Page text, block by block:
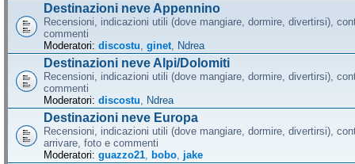
Destinazioni neve Appennino
Recensioni, indicazioni utili (dove mangiare, dormire, divertirsi),
commenti
Moderatori: discostu ginet Ndrea
Destinazioni neve Alpi/Dolomiti
Recensioni, indicazioni utili (dove mangiare, dormire, divertirsi),
commenti
Moderatori: discostu Ndrea
Destinazioni neve Europa
Recensioni, indicazioni utili (dove mangiare, dormire, divertirsi),
arrivare, foto e commenti
Moderatori: guazzo21 bobo jake